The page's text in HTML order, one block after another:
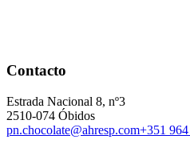
Contacto
Estrada Nacional 8, nº3
2510-074 Óbidos
pn.chocolate@ahresp.com+351